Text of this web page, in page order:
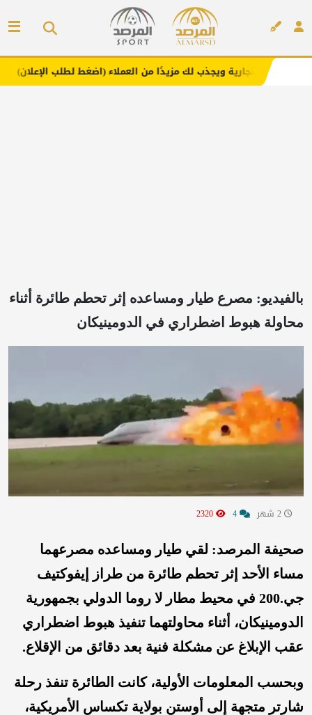
ويجذب لك مزيدًا من العملاء (اضغط لطلب الإعلان)
بالفيديو: مصرع طيار ومساعده إثر تحطم طائرة أثناء
محاولة هبوط اضطراري في الدومينيكان
صحيفة المرصد: لقي طيار ومساعده مصرعهما
مساء الأحد إثر تحطم طائرة من طراز إيفوكتيف
جي.200 في محيط مطار لا روما الدولي بجمهورية
الدومينيكان، أثناء محاولتهما تنفيذ هبوط اضطراري
عقب الإبلاغ عن مشكلة فنية بعد دقائق من الإقلاع.
وبحسب المعلومات الأولية، كانت الطائرة تنفذ رحلة
شارتر متجهة إلى أوستن بولاية تكساس الأمريكية،